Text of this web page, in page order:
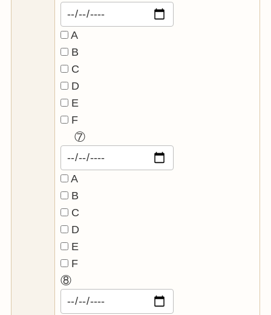
A
B
C
D
E
F
⑦
A
B
C
D
E
F
⑧